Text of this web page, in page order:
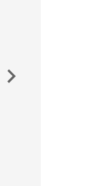
Venado Tuerto